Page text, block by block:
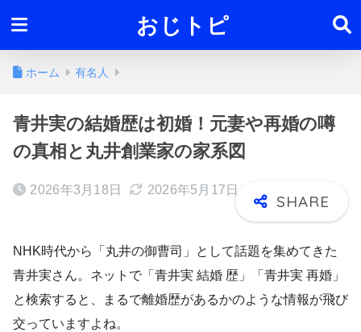
おじトピ
ホーム 有名人
青井実の結婚歴は初婚！元妻や再婚の噂
の真相と丸井創業家の家系図
2026年3月18日 2026年5月17日
NHK時代から「丸井の御曹司」として話題を集めてきた
青井実さん。ネットで「青井実 結婚 歴」「青井実 再婚」
と検索すると、まるで離婚歴があるかのような情報が飛び
交っていますよね。